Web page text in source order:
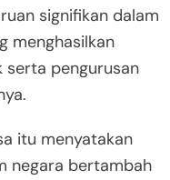
signifikan dalam
menghasilkan
serta pengurusan
itu menyatakan
negara bertambah